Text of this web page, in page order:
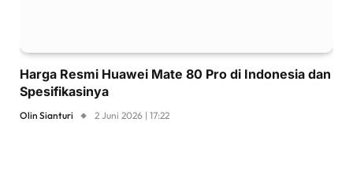
Harga Resmi Huawei Mate 80 Pro di Indonesia dan
Spesifikasinya
Olin Sianturi 2 Juni 2026 | 17:22